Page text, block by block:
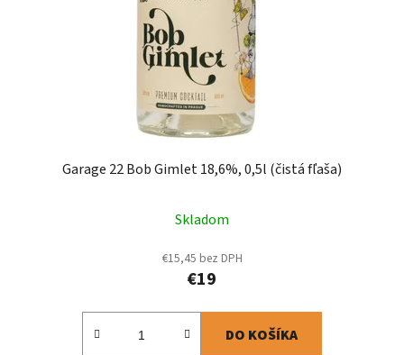
Garage 22 Bob Gimlet 18,6%, 0,5l (čistá fľaša)
Skladom
€15,45 bez DPH
€19
DO KOŠÍKA